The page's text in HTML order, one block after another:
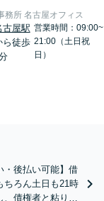
務所 名古屋オフィス
古屋駅
ら徒歩
営業時間：09:00~
21:00（土日祝
日）
・後払い可能】借
ちろん土日も21時
、債権者と粘り強